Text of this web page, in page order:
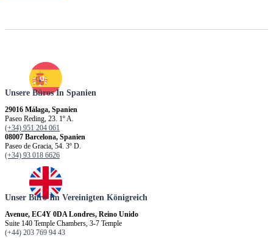
Unsere Büros In Spanien
29016 Málaga, Spanien
Paseo Reding, 23. 1º A.
(+34) 951 204 061
08007 Barcelona, Spanien
Paseo de Gracia, 54. 3º D.
(+34) 93 018 6626
Unser Büro Im Vereinigten Königreich
Avenue, EC4Y 0DA Londres, Reino Unido
Suite 140 Temple Chambers, 3-7 Temple
(+44) 203 769 94 43